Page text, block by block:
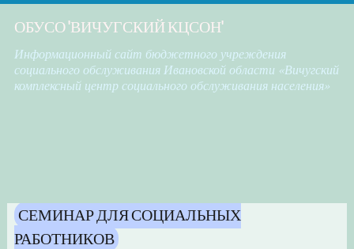
ОБУСО "ВИЧУГСКИЙ КЦСОН"
Информационный сайт бюджетного учреждения
социального обслуживания Ивановской области «Вичугский
комплексный центр социального обслуживания населения»
СЕМИНАР ДЛЯ СОЦИАЛЬНЫХ
РАБОТНИКОВ